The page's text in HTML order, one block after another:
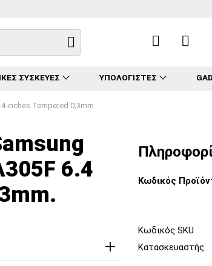
ΣΥΣΚΕΥΕΣ ΥΠΟΛΟΓΙΣΤΕΣ
inches Tempered 0,3mm.
6.4
Κωδικός
Κωδικός SKU
Κατασκευαστής